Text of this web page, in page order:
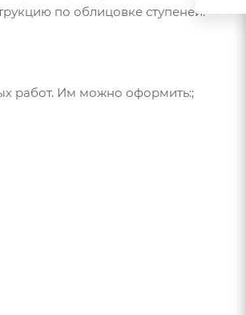
по облицовке ступеней.
работ. Им можно оформить:;